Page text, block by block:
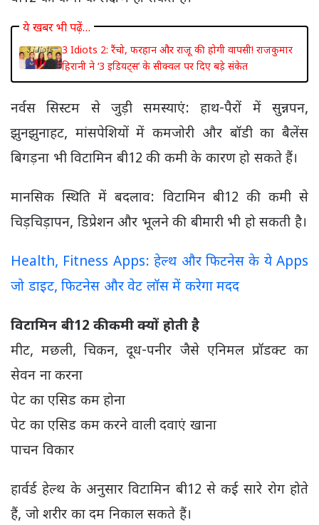
ये खबर भी पढ़ें…
3 Idiots 2: रैंचो, फरहान और राजू की होगी वापसी! राजकुमार
हिरानी ने ‘3 इडियट्स’ के सीक्वल पर दिए बड़े संकेत
नर्वस सिस्टम से जुड़ी समस्याएं: हाथ-पैरों में सुन्नपन,
झुनझुनाहट, मांसपेशियों में कमजोरी और बॉडी का बैलेंस
बिगड़ना भी विटामिन बी12 की कमी के कारण हो सकते हैं।
मानसिक स्थिति में बदलाव: विटामिन बी12 की कमी से
चिड़चिड़ापन, डिप्रेशन और भूलने की बीमारी भी हो सकती है।
Health, Fitness Apps: हेल्थ और फिटनेस के ये Apps
जो डाइट, फिटनेस और वेट लॉस में करेगा मदद
विटामिन बी12 की कमी क्यों होती है
मीट, मछली, चिकन, दूध-पनीर जैसे एनिमल प्रॉडक्ट का
सेवन ना करना
पेट का एसिड कम होना
पेट का एसिड कम करने वाली दवाएं खाना
पाचन विकार
हार्वर्ड हेल्थ के अनुसार विटामिन बी12 से कई सारे रोग होते
हैं, जो शरीर का दम निकाल सकते हैं।